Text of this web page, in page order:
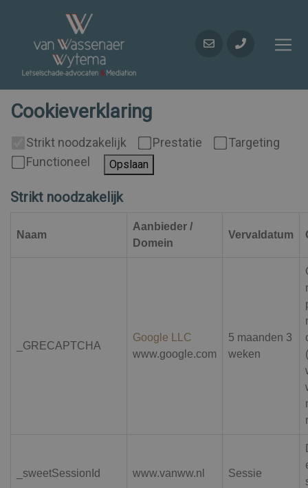
Cookieverklaring
Strikt noodzakelijk Prestatie
Targeting
Functioneel
Opslaan
Strikt noodzakelijk
Naam
Aanbieder /
Domein
Vervaldatum
_GRECAPTCHA
Google LLC
www.google.com
5 maanden 3
weken
_sweetSessionId www.vanww.nl Sessie